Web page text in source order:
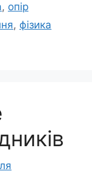
, опір
, фізика